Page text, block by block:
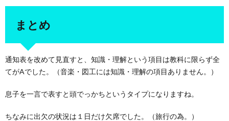
まとめ
通知表を改めて見直すと、知識・理解という項目は教科に限らず全
てがAでした。（音楽・図工には知識・理解の項目ありません。）
息子を一言で表すと頭でっかちというタイプになりますね。
ちなみに出欠の状況は１日だけ欠席でした。（旅行の為。）